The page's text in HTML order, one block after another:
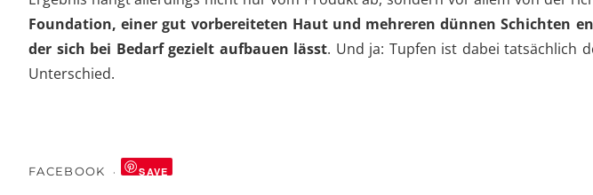
Foundation, einer gut vorbereiteten Haut und mehreren dünnen Schichten
der sich bei Bedarf gezielt aufbauen lässt. Und ja: Tupfen ist dabei tatsächlich
Unterschied.
FACEBOOK SAVE